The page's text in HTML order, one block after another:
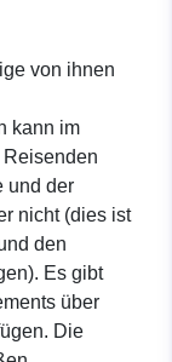
von ihnen
kann im
und der
nicht (dies ist
den
Es gibt
über
Die